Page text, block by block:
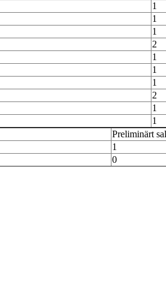
1
1
1
2
1
1
1
2
1
1
Preliminärt
1
0